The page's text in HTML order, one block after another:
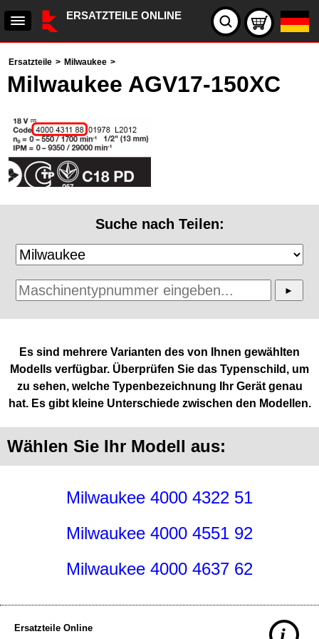
ERSATZTEILE ONLINE
Ersatzteile > Milwaukee >
Milwaukee AGV17-150XC
Suche nach Teilen:
Es sind mehrere Varianten des von Ihnen gewählten
Modells verfügbar. Überprüfen Sie das Typenschild, um
zu sehen, welche Typenbezeichnung Ihr Gerät genau
hat. Es gibt kleine Unterschiede zwischen den Modellen.
Wählen Sie Ihr Modell aus:
Milwaukee 4000 4322 51
Milwaukee 4000 4551 92
Milwaukee 4000 4637 62
Ersatzteile Online